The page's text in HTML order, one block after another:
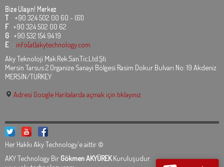
Bize Ulaşın! Merkez
T +90 324 502 00 60 - (61)
F +90 324 502 00 62
G +90 532 154 94 19
E : info[at]akytechnology.com
Aky Teknoloji Mak.Rek.San.Tic.Ltd.Şti.
Mersin Tarsus 2.Organize Sanayi Bölgesi Rasim Dokur Bulvarı No: 19 Akdeniz
MERSİN/TURKEY
Adresi Google Haritalarda açmak için tıklayınız
Her Hakkı Aky Technology'e aittir ©
AKY Technology Bir Gökmen AKYÜREKKuruluşudur.